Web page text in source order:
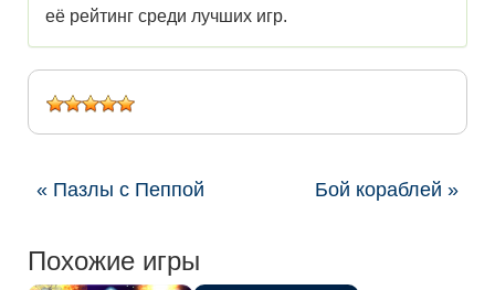
её рейтинг среди лучших игр.
« Пазлы с Пеппой Бой кораблей »
Похожие игры